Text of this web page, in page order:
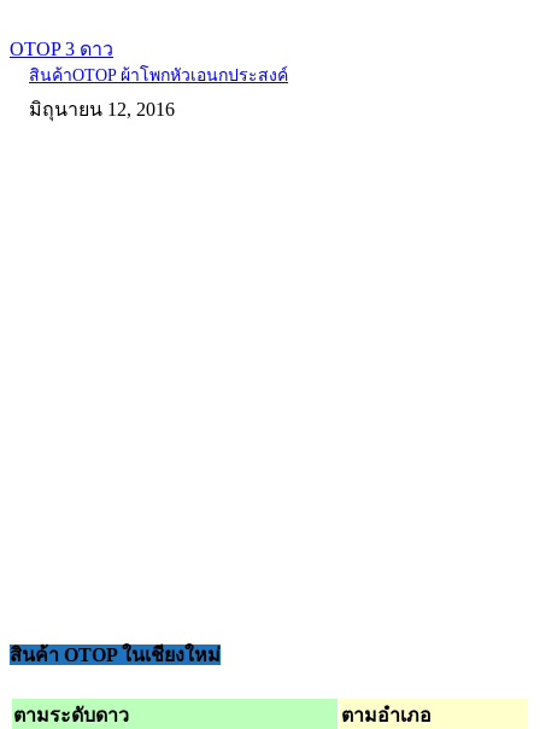
OTOP 3 ดาว
สินค้าOTOP ผ้าโพกหัวเอนกประสงค์
มิถุนายน 12, 2016
สินค้า OTOP ในเชียงใหม่
ตามระดับดาว ตามอำเภอ